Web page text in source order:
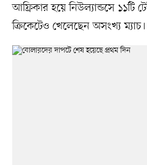
আফ্রিকার হয়ে নিউল্যান্ডসে ১১টি
ক্রিকেটেও খেলেছেন অসংখ্য ম্যাচ।